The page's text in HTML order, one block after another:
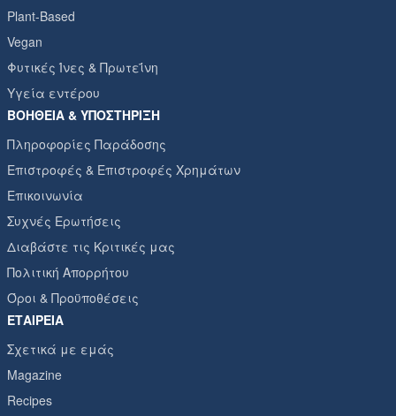
Plant-Based
Vegan
Φυτικές Ίνες & Πρωτεΐνη
Υγεία εντέρου
ΒΟΉΘΕΙΑ & ΥΠΟΣΤΉΡΙΞΗ
Πληροφορίες Παράδοσης
Επιστροφές & Επιστροφές Χρημάτων
Επικοινωνία
Συχνές Ερωτήσεις
Διαβάστε τις Κριτικές μας
Πολιτική Απορρήτου
Όροι & Προϋποθέσεις
ΕΤΑΙΡΕΊΑ
Σχετικά με εμάς
Magazine
Recipes